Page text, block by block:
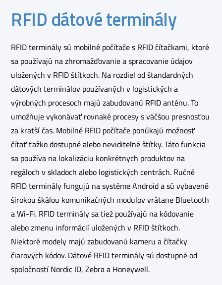
RFID dátové terminály
RFID terminály sú mobilné počítače s RFID čítačkami, ktoré
sa používajú na zhromažďovanie a spracovanie údajov
uložených v RFID štítkoch. Na rozdiel od štandardných
dátových terminálov používaných v logistických a
výrobných procesoch majú zabudovanú RFID anténu. To
umožňuje vykonávať rovnaké procesy s väčšou presnosťou
za kratší čas. Mobilné RFID počítače ponúkajú možnosť
čítať ťažko dostupné alebo neviditeľné štítky. Táto funkcia
sa používa na lokalizáciu konkrétnych produktov na
regáloch v skladoch alebo logistických centrách. Ručné
RFID terminály fungujú na systéme Android a sú vybavené
širokou škálou komunikačných modulov vrátane Bluetooth
a Wi-Fi. RFID terminály sa tiež používajú na kódovanie
alebo zmenu informácií uložených v RFID štítkoch.
Niektoré modely majú zabudovanú kameru a čítačky
čiarových kódov. Dátové RFID terminály sú dostupné od
spoločností Nordic ID, Zebra a Honeywell.